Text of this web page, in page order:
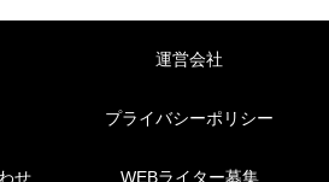
運営会社
プライバシーポリシー
せ WEBライター募集